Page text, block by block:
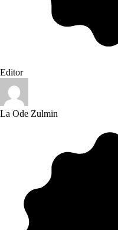
Editor
La Ode Zulmin